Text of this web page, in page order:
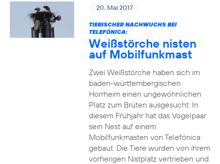
20. Mai 2017
TIERISCHER NACHWUCHS BEI
TELEFÓNICA:
Weißstörche nisten
auf Mobilfunkmast
Zwei Weißstörche haben sich im
baden-württembergischen
Horrheim einen ungewöhnlichen
Platz zum Brüten ausgesucht: In
diesem Frühjahr hat das Vogelpaar
sein Nest auf einem
Mobilfunkmasten von Telefónica
gebaut. Die Tiere wurden von ihrem
vorherigen Nistplatz vertrieben und